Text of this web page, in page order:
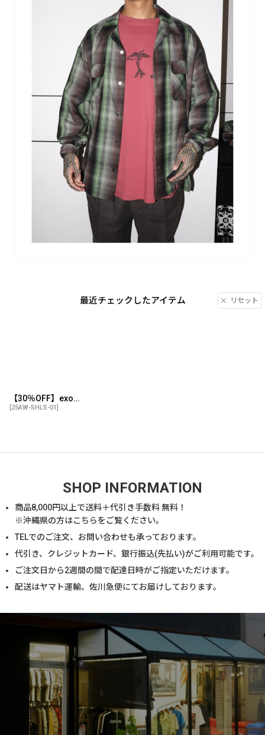
最近チェックしたアイテム リセット
【30％OFF】exodus brand/HEAVY WEIGHT RAYON OMBRE CHECK OPEN COLLAR SHIRT（BROWN/GREEN）［オンブレチェックオープンカラーシャツ-25秋冬］
[25AW-SHLS-01]
SHOP INFORMATION
商品8,000円以上で送料＋代引き手数料 無料！
※沖縄県の方はこちらをご覧ください。
TELでのご注文、お問い合わせも承っております。
代引き、クレジットカード、銀行振込(先払い)がご利用可能です。
ご注文日から2週間の間で配達日時がご指定いただけます。
配送はヤマト運輸、佐川急便にてお届けしております。